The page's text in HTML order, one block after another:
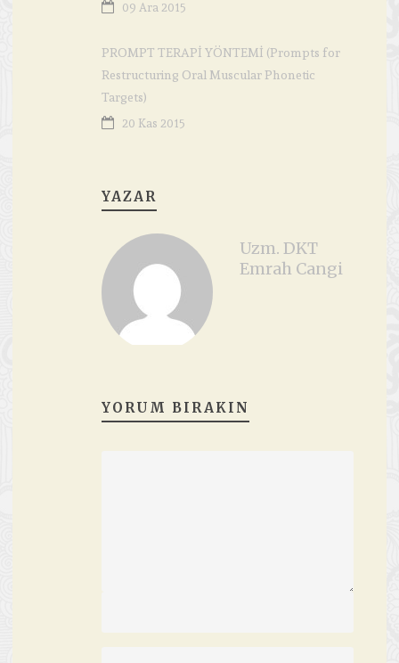
09 Ara 2015
PROMPT TERAPİ YÖNTEMİ (Prompts for
Restructuring Oral Muscular Phonetic
Targets)
20 Kas 2015
YAZAR
Uzm. DKT
Emrah Cangi
YORUM BIRAKIN